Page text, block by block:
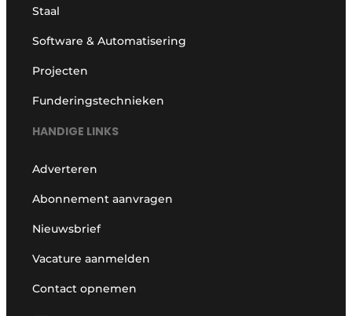
Staal
Software & Automatisering
Projecten
Funderingstechnieken
HANDIGE LINKS
Adverteren
Abonnement aanvragen
Nieuwsbrief
Vacature aanmelden
Contact opnemen